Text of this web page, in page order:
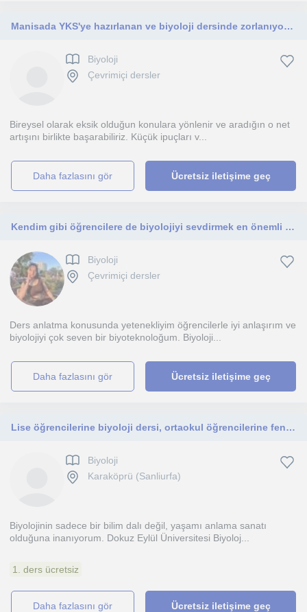
Manisada YKS'ye hazırlanan ve biyoloji dersinde zorlanıyorsan şimdi tam sırası. Artık zorlanmak yok, ezberlemek yok
Biyoloji
Çevrimiçi dersler
Bireysel olarak eksik olduğun konulara yönlenir ve aradığın o net
artışını birlikte başarabiliriz. Küçük ipuçları v...
daha fazlasını gör Ücretsiz iletişime geç
Kendim gibi öğrencilere de biyolojiyi sevdirmek en önemli amacım
Biyoloji
Çevrimiçi dersler
Ders anlatma konusunda yetenekliyim öğrencilerle iyi anlaşırım ve
biyolojiyi çok seven bir biyoteknoloğum. Biyoloji...
daha fazlasını gör Ücretsiz iletişime geç
Lise öğrencilerine biyoloji dersi, ortaokul öğrencilerine fen bilimleri dersi veriyorum. Başarılı bir süreç için iletişime geçiniz
Biyoloji
Karaköprü (Sanliurfa)
Biyolojinin sadece bir bilim dalı değil, yaşamı anlama sanatı
olduğuna inanıyorum. Dokuz Eylül Üniversitesi Biyoloj...
1. ders ücretsiz
daha fazlasını gör Ücretsiz iletişime geç